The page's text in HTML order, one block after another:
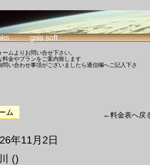
ームよりお問い合せ下さい。
料金やプランをご案内致します
問い合わせ事項がございましたら通信欄へご記入下さ
ム ←料金表へ戻
年11月2日
()